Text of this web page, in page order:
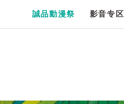
誠品動漫祭 影音专区